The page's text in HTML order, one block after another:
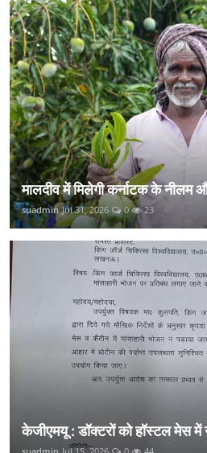
मालदीव में मिलेगी कर्नाटक के नीलम
suadmin Jul 31, 2026 0 23
केजीएमयू : डॉक्टरों को हॉस्टल मेस में
suadmin Jul 15, 2026 0 44